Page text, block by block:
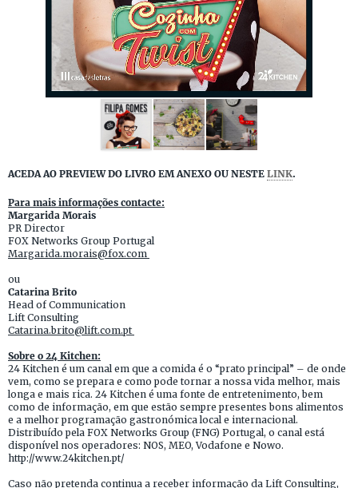
ACEDA AO PREVIEW DO LIVRO EM ANEXO OU NESTE LINK.
Para mais informações contacte:
Margarida Morais
PR Director
FOX Networks Group Portugal
Margarida.morais@fox.com
ou
Catarina Brito
Head of Communication
Lift Consulting
Catarina.brito@lift.com.pt
Sobre o 24 Kitchen:
24 Kitchen é um canal em que a comida é o “prato principal” – de onde
vem, como se prepara e como pode tornar a nossa vida melhor, mais
longa e mais rica. 24 Kitchen é uma fonte de entretenimento, bem
como de informação, em que estão sempre presentes bons alimentos
e a melhor programação gastronómica local e internacional.
Distribuído pela FOX Networks Group (FNG) Portugal, o canal está
disponível nos operadores: NOS, MEO, Vodafone e Nowo.
http://www.24kitchen.pt/
Caso não pretenda continua a receber informação da Lift Consulting,